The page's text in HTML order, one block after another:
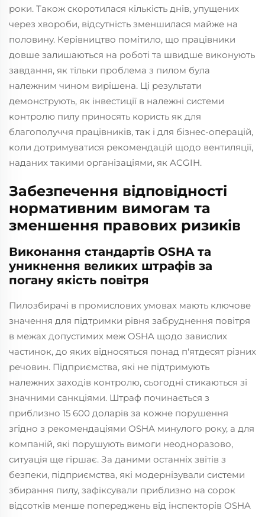
роки. Також скоротилася кількість днів, упущених
через хвороби, відсутність зменшилася майже на
половину. Керівництво помітило, що працівники
довше залишаються на роботі та швидше виконують
завдання, як тільки проблема з пилом була
належним чином вирішена. Ці результати
демонструють, як інвестиції в належні системи
контролю пилу приносять користь як для
благополуччя працівників, так і для бізнес-операцій,
коли дотримуватися рекомендацій щодо вентиляції,
наданих такими організаціями, як ACGIH.
Забезпечення відповідності
нормативним вимогам та
зменшення правових ризиків
Виконання стандартів OSHA та
уникнення великих штрафів за
погану якість повітря
Пилозбирачі в промислових умовах мають ключове
значення для підтримки рівня забруднення повітря
в межах допустимих меж OSHA щодо завислих
частинок, до яких відносяться понад п'ятдесят різних
речовин. Підприємства, які не підтримують
належних заходів контролю, сьогодні стикаються зі
значними санкціями. Штраф починається з
приблизно 15 600 доларів за кожне порушення
згідно з рекомендаціями OSHA минулого року, а для
компаній, які порушують вимоги неодноразово,
ситуація ще гіршає. За даними останніх звітів з
безпеки, підприємства, які модернізували системи
збирання пилу, зафіксували приблизно на сорок
відсотків менше попереджень від інспекторів OSHA